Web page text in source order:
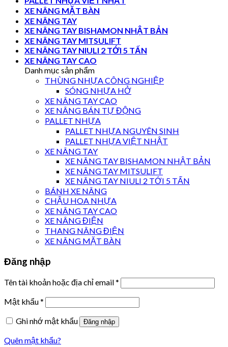
XE NÂNG MẶT BÀN
XE NÂNG TAY
XE NÂNG TAY BISHAMON NHẬT BẢN
XE NÂNG TAY MITSULIFT
XE NÂNG TAY NIULI 2 TỚI 5 TẤN
XE NÂNG TAY CAO
Danh mục sản phẩm
THÙNG NHỰA CÔNG NGHIỆP
SÓNG NHỰA HỞ
XE NÂNG TAY CAO
XE NÂNG BÁN TỰ ĐỘNG
PALLET NHỰA
PALLET NHỰA NGUYÊN SINH
PALLET NHỰA VIỆT NHẬT
XE NÂNG TAY
XE NÂNG TAY BISHAMON NHẬT BẢN
XE NÂNG TAY MITSULIFT
XE NÂNG TAY NIULI 2 TỚI 5 TẤN
BÁNH XE NÂNG
CHẬU HOA NHỰA
XE NÂNG TAY CAO
XE NÂNG ĐIỆN
THANG NÂNG ĐIỆN
XE NÂNG MẶT BÀN
Đăng nhập
Tên tài khoản hoặc địa chỉ email*
Mật khẩu*
Ghi nhớ mật khẩu
Đăng nhập
Quên mật khẩu?